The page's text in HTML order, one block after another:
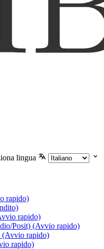
lingua
rapido)
rapido)
Posit) (Avvio rapido)
rapido)
rapido)